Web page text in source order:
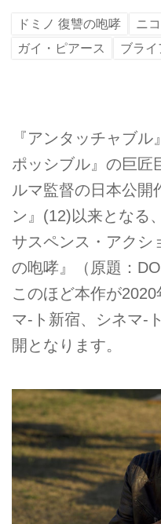
ドミノ 復讐の咆哮
ニ
ガイ・ピアース
ブラ
『アンタッチャブ
ポッシブル』の巨匠
ルマ監督の日本公開
ン』(12)以来となる
サスペンス・アクシ
の咆哮』（原題：
このほど本作が
マ-ト新宿、シネマ-
開となります。